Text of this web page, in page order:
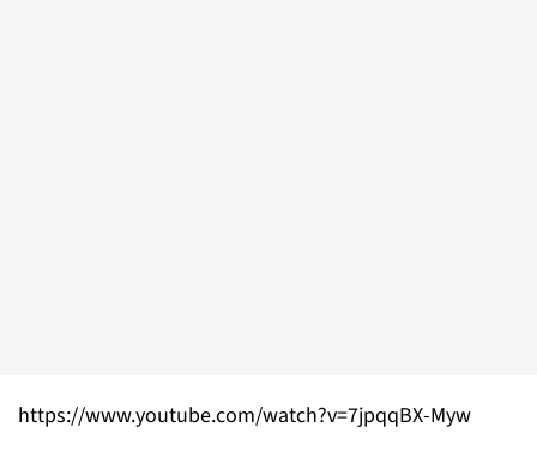
https://www.youtube.com/watch?v=7jpqqBX-Myw